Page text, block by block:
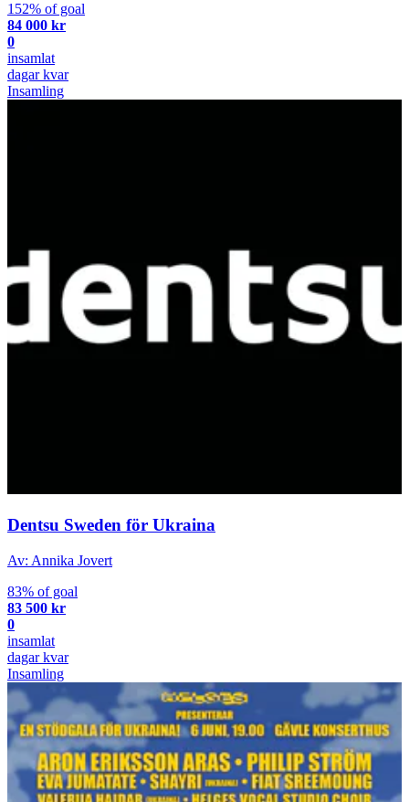
152% of goal
84 000 kr
0
insamlat
dagar kvar
Insamling
Dentsu Sweden för Ukraina
Av: Annika Jovert
83% of goal
83 500 kr
0
insamlat
dagar kvar
Insamling